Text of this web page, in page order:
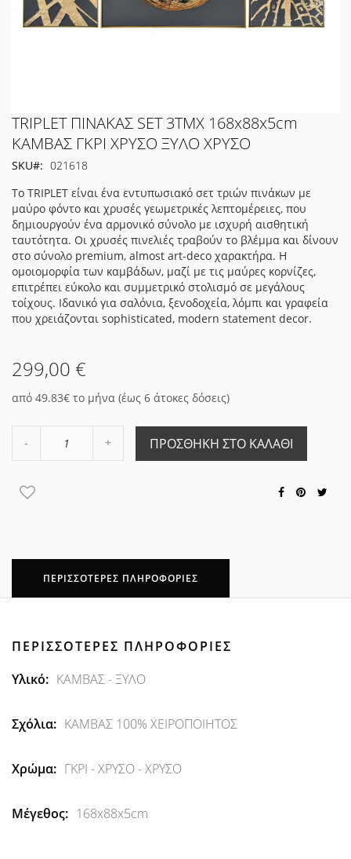
Μετάβαση
στην
αρχή
της
εικόνων
TRIPLET ΠΙΝΑΚΑΣ SET 3ΤΜΧ 168x88x5cm
ΚΑΜΒΑΣ ΓΚΡΙ ΧΡΥΣΟ ΞΥΛΟ ΧΡΥΣΟ
SKU
021618
Το TRIPLET είναι ένα εντυπωσιακό σετ τριών πινάκων με
μαύρο φόντο και χρυσές γεωμετρικές λεπτομέρειες, που
δημιουργούν ένα αρμονικό σύνολο με ισχυρή αισθητική
ταυτότητα. Οι χρυσές πινελιές τραβούν το βλέμμα και δίνουν
στο σύνολο premium, almost art-deco χαρακτήρα. Η
ομοιομορφία των καμβάδων, μαζί με τις μαύρες κορνίζες,
επιτρέπει εύκολο και συμμετρικό στολισμό σε μεγάλους
τοίχους. Ιδανικό για σαλόνια, ξενοδοχεία, λόμπι και γραφεία
που χρειάζονται sophisticated, modern statement decor.
299,00 €
από 49.83€ το μήνα (έως 6 άτοκες δόσεις)
κατά
1
Αύξηση
ΠΡΟΣΘΉΚΗ ΣΤΟ ΚΑΛΆΘΙ
ΠΕΡΙΣΣΌΤΕΡΕΣ ΠΛΗΡΟΦΟΡΊΕΣ
ΠΕΡΙΣΣΌΤΕΡΕΣ ΠΛΗΡΟΦΟΡΊΕΣ
ΠερισσότερεςΚΑΜΒΑΣ - ΞΥΛΟ
ΚΑΜΒΑΣ 100% ΧΕΙΡΟΠΟΙΗΤΟΣ
ΓΚΡΙ - ΧΡΥΣΟ - ΧΡΥΣΟ
168x88x5cm